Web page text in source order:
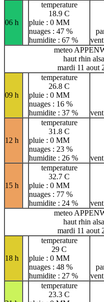
06 h
temperature
18.9 C
pluie : 0 MM
nuages : 47 %
humidite : 67 %
meteo
haut rhin
mardi 11 aout
09 h
temperature
26.8 C
pluie : 0 MM
nuages : 16 %
humidite : 37 %
12 h
temperature
31.8 C
pluie : 0 MM
nuages : 23 %
humidite : 26 %
15 h
temperature
32.7 C
pluie : 0 MM
nuages : 77 %
humidite : 24 %
meteo
haut rhin
mardi 11 aout
18 h
temperature
29 C
pluie : 0 MM
nuages : 48 %
humidite : 27 %
temperature
23.3 C